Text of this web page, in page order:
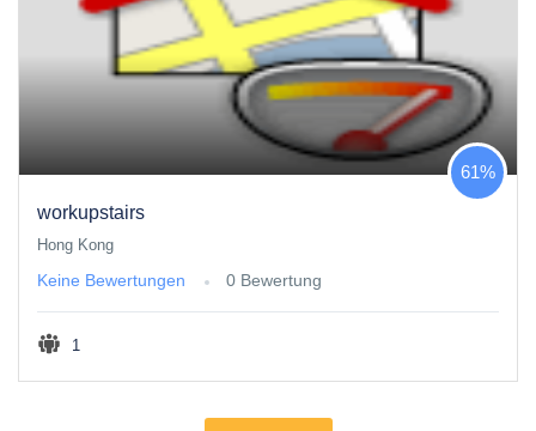
workupstairs
61%
Hong Kong
Keine Bewertungen 0 Bewertung
1